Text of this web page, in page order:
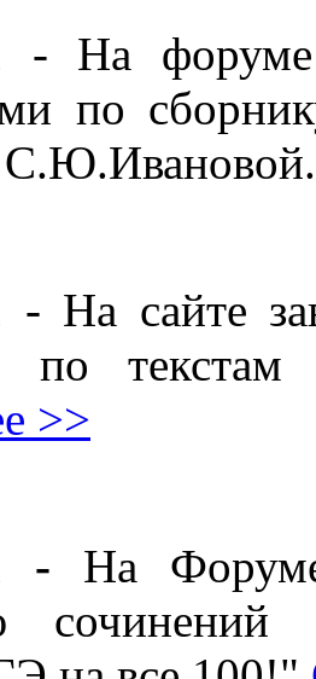
- На форуме
по
- На сайте
по
>>
- На